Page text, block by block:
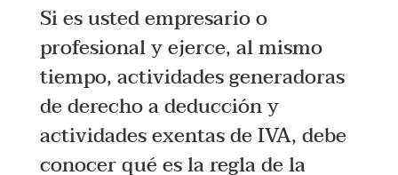
Si es usted empresario o
profesional y ejerce, al mismo
tiempo, actividades generadoras
de derecho a deducción y
actividades exentas de IVA, debe
conocer qué es la regla de la